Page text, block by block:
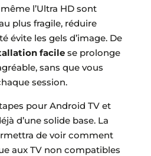
l’Ultra HD sont
plus fragile, réduire
évite les gels d’image. De
facilese prolonge
sans que vous
session.
pour Android TV et
d’une solide base. La
de voir comment
aux TV non compatibles